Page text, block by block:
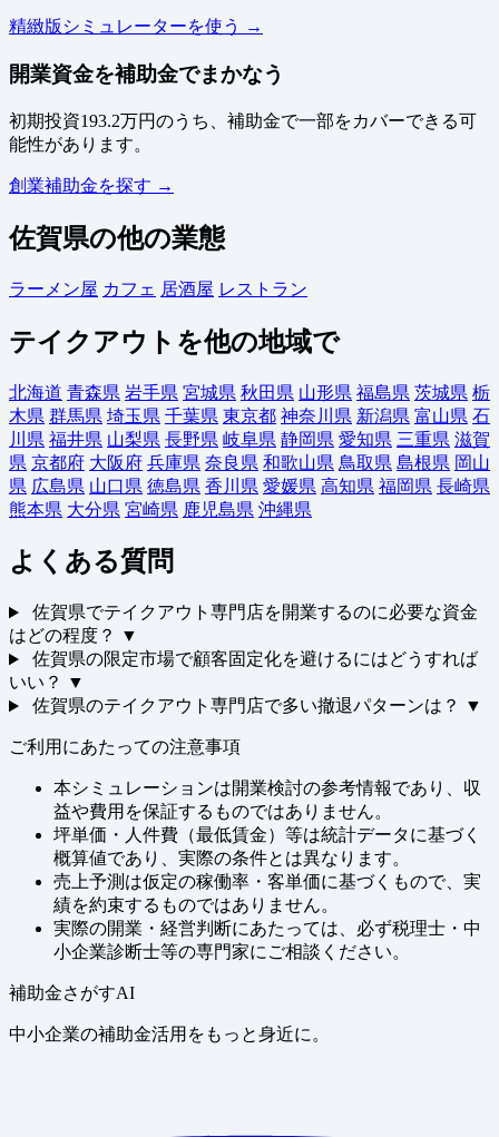
精緻版シミュレーターを使う →
開業資金を補助金でまかなう
初期投資193.2万円のうち、補助金で一部をカバーできる可
能性があります。
創業補助金を探す →
佐賀県の他の業態
ラーメン屋 カフェ 居酒屋 レストラン
テイクアウトを他の地域で
北海道 青森県 岩手県 宮城県 秋田県 山形県 福島県 茨城県 栃
木県 群馬県 埼玉県 千葉県 東京都 神奈川県 新潟県 富山県 石
川県 福井県 山梨県 長野県 岐阜県 静岡県 愛知県 三重県 滋賀
県 京都府 大阪府 兵庫県 奈良県 和歌山県 鳥取県 島根県 岡山
県 広島県 山口県 徳島県 香川県 愛媛県 高知県 福岡県 長崎県
熊本県 大分県 宮崎県 鹿児島県 沖縄県
よくある質問
佐賀県でテイクアウト専門店を開業するのに必要な資金
はどの程度？
▼
佐賀県の限定市場で顧客固定化を避けるにはどうすれば
いい？
▼
佐賀県のテイクアウト専門店で多い撤退パターンは？
▼
ご利用にあたっての注意事項
本シミュレーションは開業検討の参考情報であり、収
益や費用を保証するものではありません。
坪単価・人件費（最低賃金）等は統計データに基づく
概算値であり、実際の条件とは異なります。
売上予測は仮定の稼働率・客単価に基づくもので、実
績を約束するものではありません。
実際の開業・経営判断にあたっては、必ず税理士・中
小企業診断士等の専門家にご相談ください。
補助金さがすAI
中小企業の補助金活用をもっと身近に。